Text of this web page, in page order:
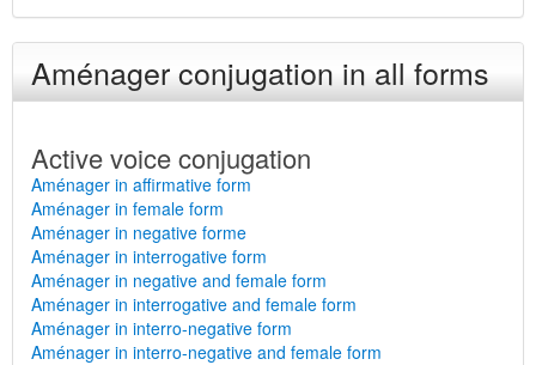
Aménager conjugation in all forms
Active voice conjugation
Aménager in affirmative form
Aménager in female form
Aménager in negative forme
Aménager in interrogative form
Aménager in negative and female form
Aménager in interrogative and female form
Aménager in interro-negative form
Aménager in interro-negative and female form